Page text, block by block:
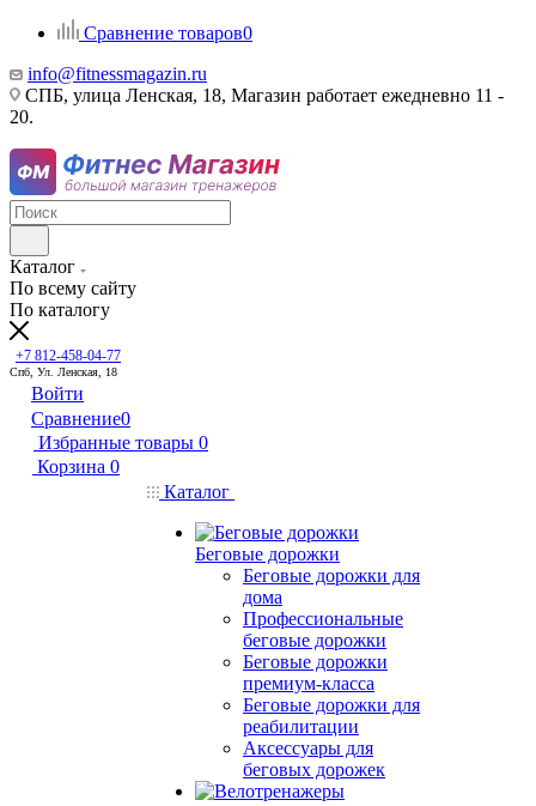
Сравнение товаров0
info@fitnessmagazin.ru
СПБ, улица Ленская, 18, Магазин работает ежедневно 11 -
20.
Каталог
По всему сайту
По каталогу
+7 812-458-04-77
Спб, Ул. Ленская, 18
Войти
Сравнение0
Избранные товары 0
Корзина 0
Каталог
Беговые дорожки
Беговые дорожки для
дома
Профессиональные
беговые дорожки
Беговые дорожки
премиум-класса
Беговые дорожки для
реабилитации
Аксессуары для
беговых дорожек